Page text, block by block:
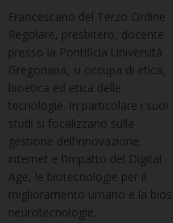
Francescano del Terzo Ordine
Regolare, presbitero, docente
presso la Pontificia Università
Gregoriana, si occupa di etica,
bioetica ed etica delle
tecnologie. In particolare i suoi
studi si focalizzano sulla
gestione dell’innovazione:
internet e l’impatto del Digital
Age, le biotecnologie per il
miglioramento umano e la
neurotecnologie.